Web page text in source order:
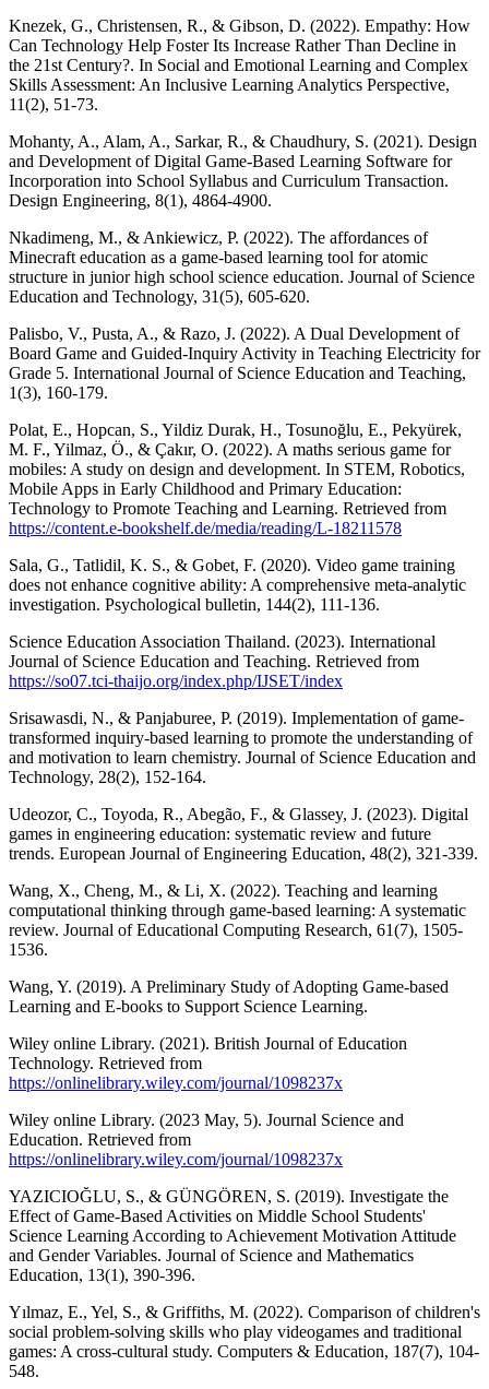
Knezek, G., Christensen, R., & Gibson, D. (2022). Empathy: How
Can Technology Help Foster Its Increase Rather Than Decline in
the 21st Century?. In Social and Emotional Learning and Complex
Skills Assessment: An Inclusive Learning Analytics Perspective,
11(2), 51-73.
Mohanty, A., Alam, A., Sarkar, R., & Chaudhury, S. (2021). Design
and Development of Digital Game-Based Learning Software for
Incorporation into School Syllabus and Curriculum Transaction.
Design Engineering, 8(1), 4864-4900.
Nkadimeng, M., & Ankiewicz, P. (2022). The affordances of
Minecraft education as a game-based learning tool for atomic
structure in junior high school science education. Journal of Science
Education and Technology, 31(5), 605-620.
Palisbo, V., Pusta, A., & Razo, J. (2022). A Dual Development of
Board Game and Guided-Inquiry Activity in Teaching Electricity for
Grade 5. International Journal of Science Education and Teaching,
1(3), 160-179.
Polat, E., Hopcan, S., Yildiz Durak, H., Tosunoğlu, E., Pekyürek,
M. F., Yilmaz, Ö., & Çakır, O. (2022). A maths serious game for
mobiles: A study on design and development. In STEM, Robotics,
Mobile Apps in Early Childhood and Primary Education:
Technology to Promote Teaching and Learning. Retrieved from
https://content.e-bookshelf.de/media/reading/L-18211578
Sala, G., Tatlidil, K. S., & Gobet, F. (2020). Video game training
does not enhance cognitive ability: A comprehensive meta-analytic
investigation. Psychological bulletin, 144(2), 111-136.
Science Education Association Thailand. (2023). International
Journal of Science Education and Teaching. Retrieved from
https://so07.tci-thaijo.org/index.php/IJSET/index
Srisawasdi, N., & Panjaburee, P. (2019). Implementation of game-
transformed inquiry-based learning to promote the understanding of
and motivation to learn chemistry. Journal of Science Education and
Technology, 28(2), 152-164.
Udeozor, C., Toyoda, R., Abegão, F., & Glassey, J. (2023). Digital
games in engineering education: systematic review and future
trends. European Journal of Engineering Education, 48(2), 321-339.
Wang, X., Cheng, M., & Li, X. (2022). Teaching and learning
computational thinking through game-based learning: A systematic
review. Journal of Educational Computing Research, 61(7), 1505-
1536.
Wang, Y. (2019). A Preliminary Study of Adopting Game-based
Learning and E-books to Support Science Learning.
Wiley online Library. (2021). British Journal of Education
Technology. Retrieved from
https://onlinelibrary.wiley.com/journal/1098237x
Wiley online Library. (2023 May, 5). Journal Science and
Education. Retrieved from
https://onlinelibrary.wiley.com/journal/1098237x
YAZICIOĞLU, S., & GÜNGÖREN, S. (2019). Investigate the
Effect of Game-Based Activities on Middle School Students'
Science Learning According to Achievement Motivation Attitude
and Gender Variables. Journal of Science and Mathematics
Education, 13(1), 390-396.
Yılmaz, E., Yel, S., & Griffiths, M. (2022). Comparison of children's
social problem-solving skills who play videogames and traditional
games: A cross-cultural study. Computers & Education, 187(7), 104-
548.